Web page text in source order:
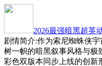
2026最强暗黑超英
剧情简介:作为索尼蜘蛛侠
树一帜的暗黑叙事风格与极
彩色双版本同步上线的创新